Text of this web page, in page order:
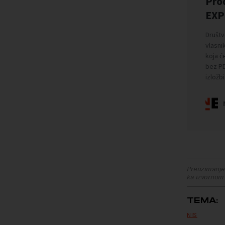
ka
TEMA:
NIS